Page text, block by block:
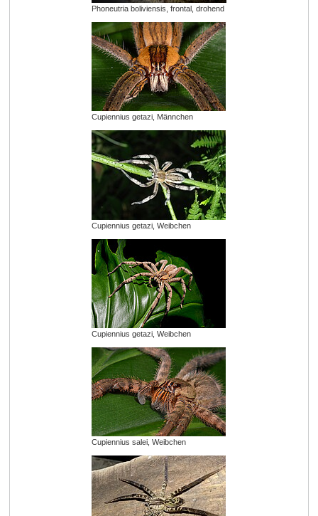
Phoneutria boliviensis, frontal, drohend
Cupiennius getazi, Männchen
Cupiennius getazi, Weibchen
Cupiennius getazi, Weibchen
Cupiennius salei, Weibchen